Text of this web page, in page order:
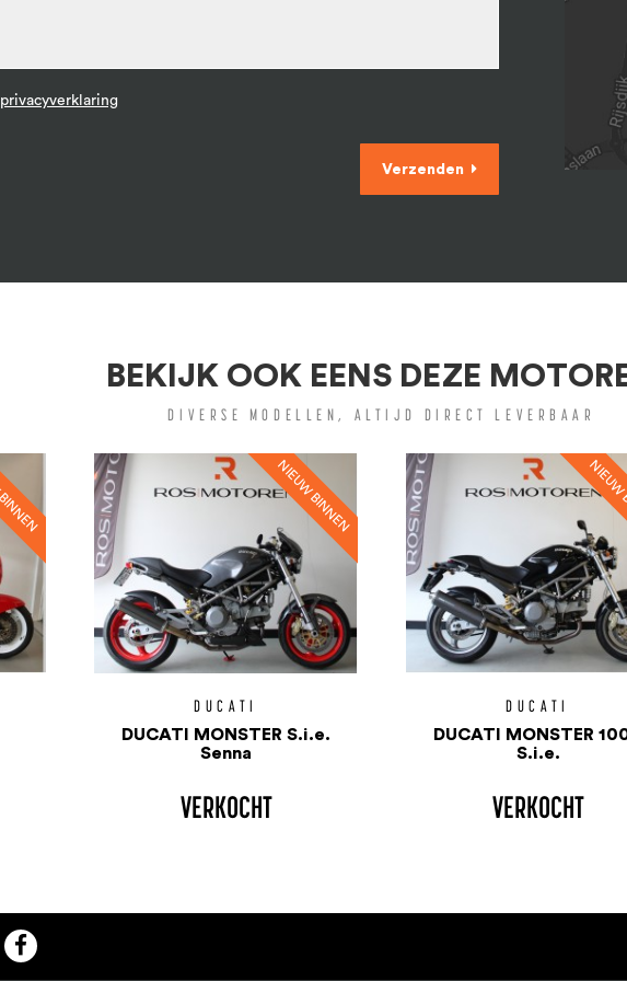
privacyverklaring
Verzenden
BEKIJK OOK EENS DEZE
DIVERSE MODELLEN, ALTIJD DIRECT LEVERBAAR
DUCATI
DUCATI MONSTER S.i.e.
Senna
VERKOCHT
DUCATI
DUCATI MONSTER
S.i.e.
VERKOCHT
